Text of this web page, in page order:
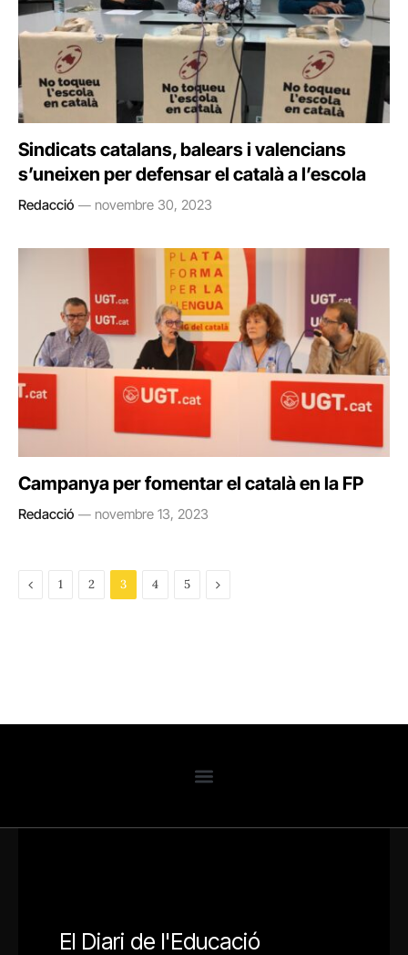
Sindicats catalans, balears i valencians
s’uneixen per defensar el català a l’escola
Redacció novembre 30, 2023
Campanya per fomentar el català en la FP
Redacció novembre 13, 2023
Previous
1 2 3 4 5 Next